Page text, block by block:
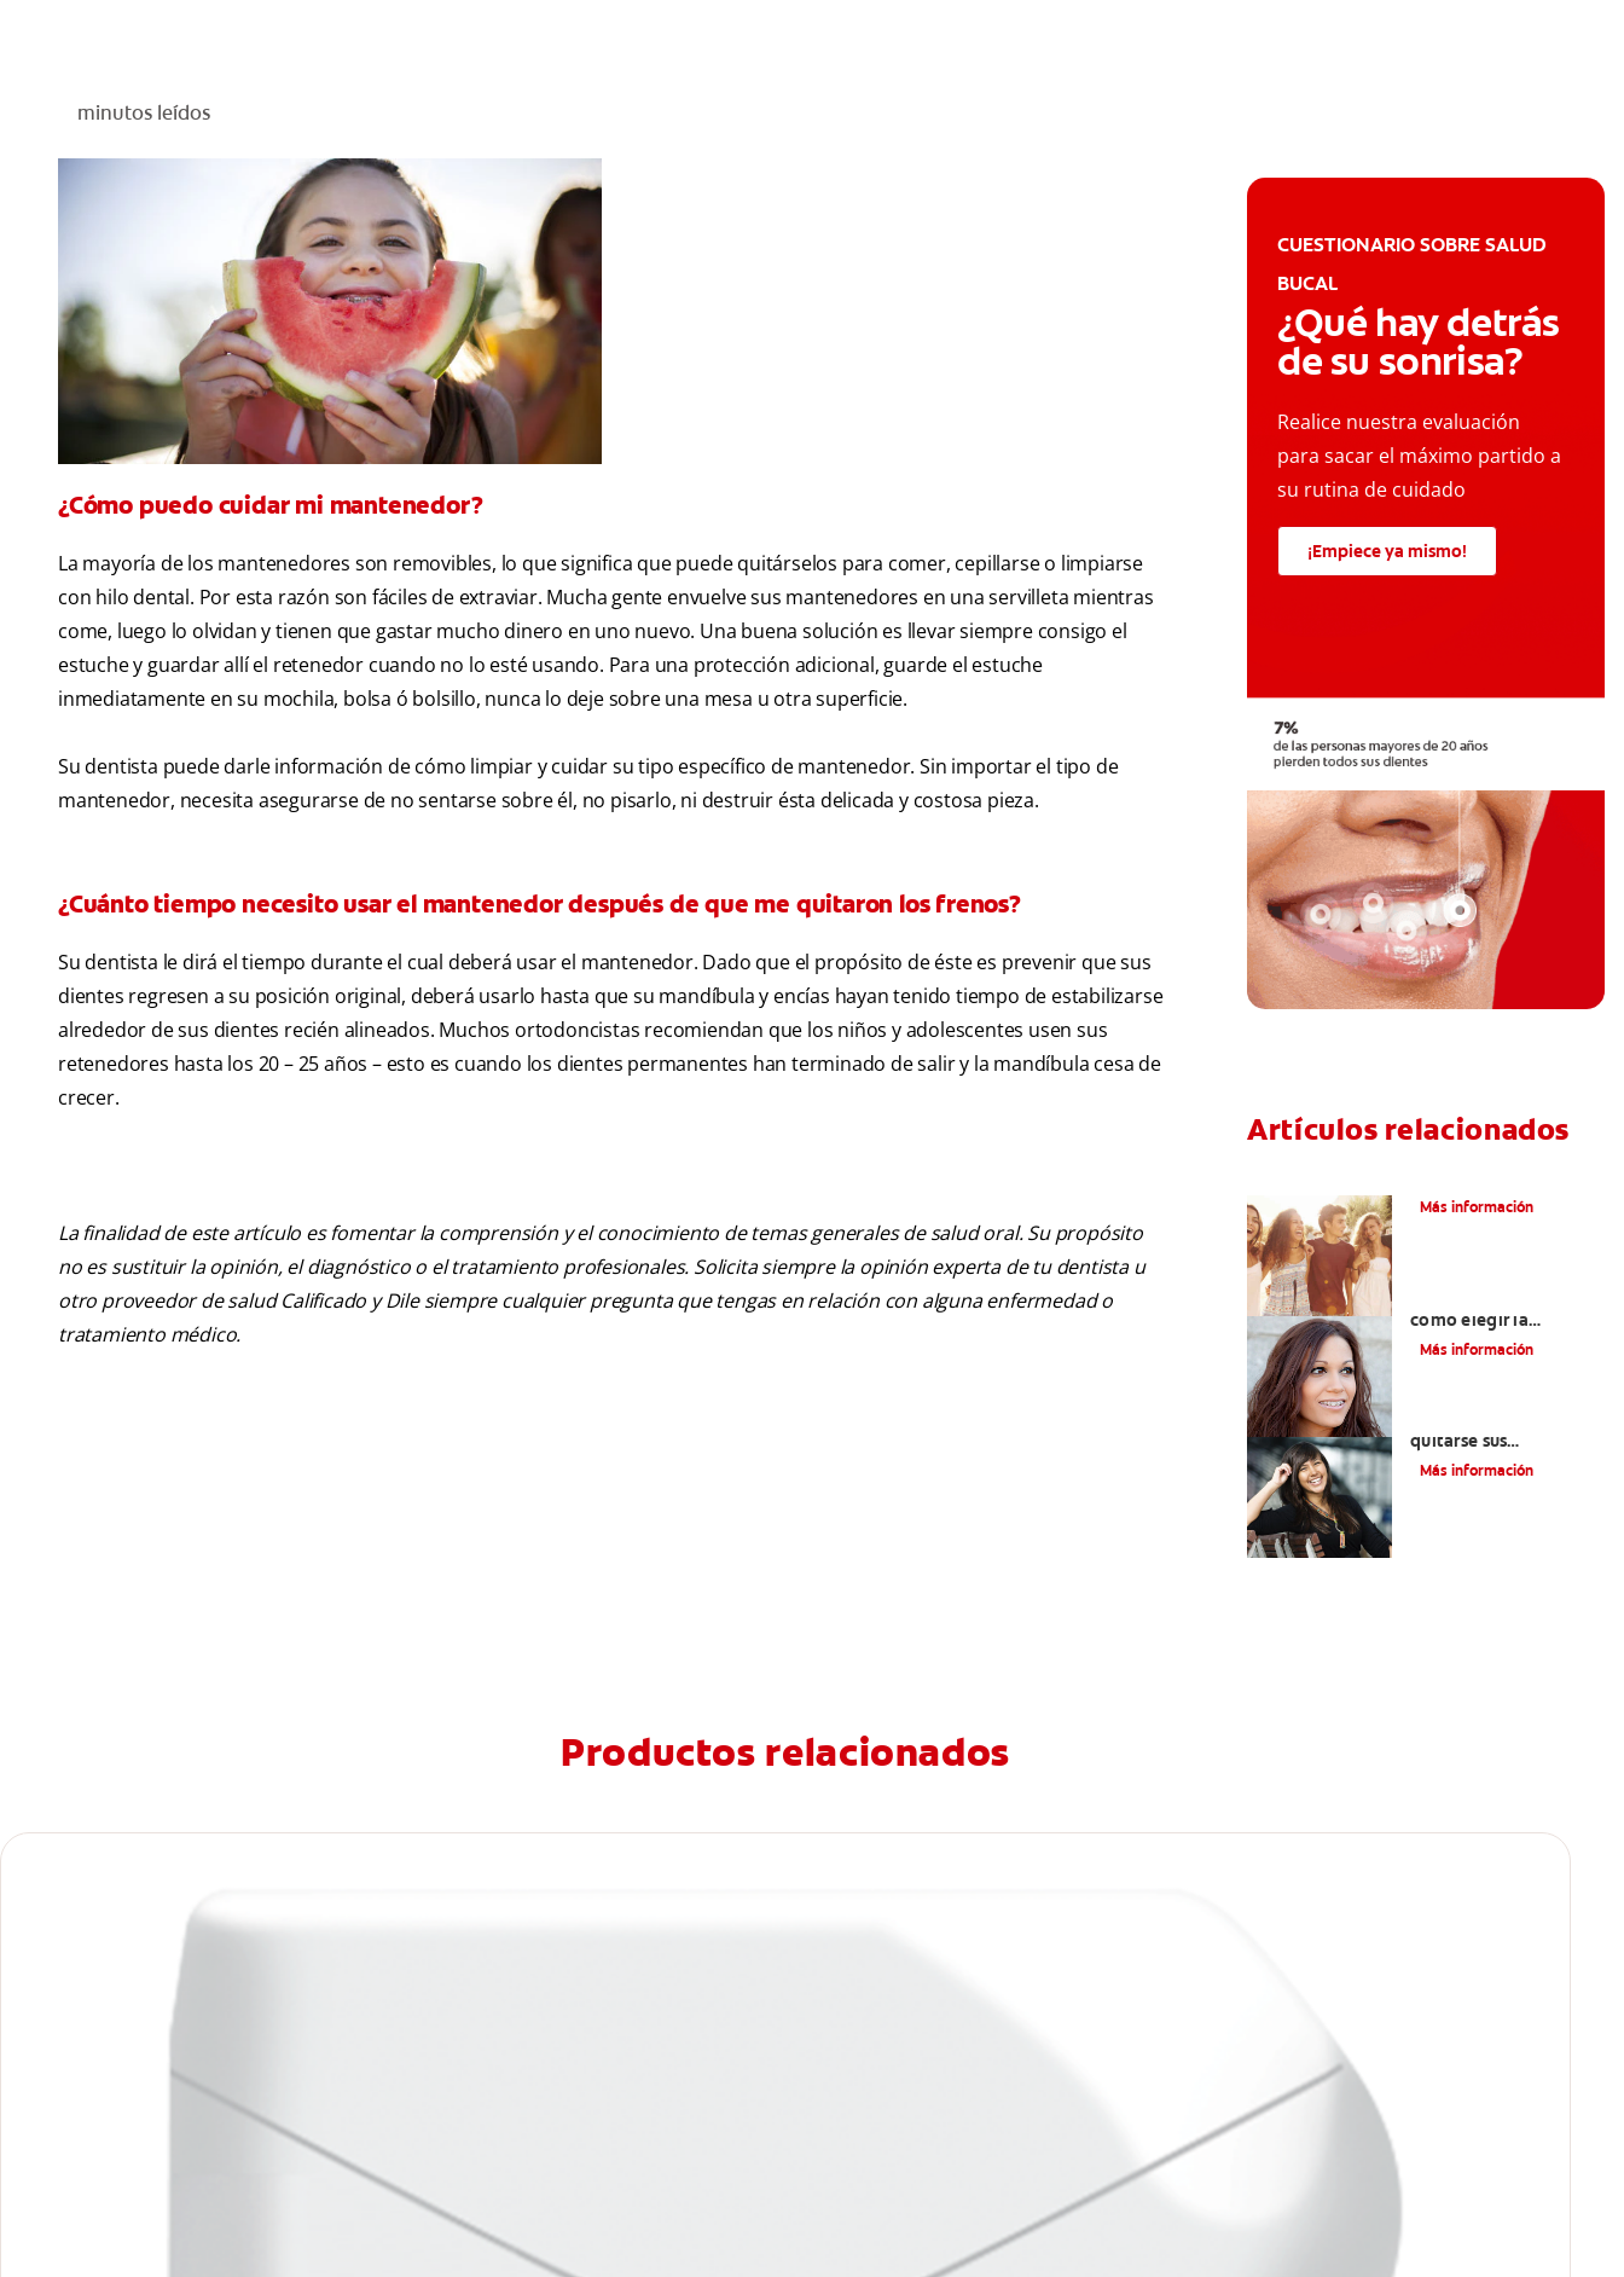
minutos leídos
¿Cómo puedo cuidar mi mantenedor?
La mayoría de los mantenedores son removibles, lo que significa que puede quitárselos para comer, cepillarse o limpiarse
con hilo dental. Por esta razón son fáciles de extraviar. Mucha gente envuelve sus mantenedores en una servilleta mientras
come, luego lo olvidan y tienen que gastar mucho dinero en uno nuevo. Una buena solución es llevar siempre consigo el
estuche y guardar allí el retenedor cuando no lo esté usando. Para una protección adicional, guarde el estuche
inmediatamente en su mochila, bolsa ó bolsillo, nunca lo deje sobre una mesa u otra superficie.
Su dentista puede darle información de cómo limpiar y cuidar su tipo específico de mantenedor. Sin importar el tipo de
mantenedor, necesita asegurarse de no sentarse sobre él, no pisarlo, ni destruir ésta delicada y costosa pieza.
¿Cuánto tiempo necesito usar el mantenedor después de que me quitaron los frenos?
Su dentista le dirá el tiempo durante el cual deberá usar el mantenedor. Dado que el propósito de éste es prevenir que sus
dientes regresen a su posición original, deberá usarlo hasta que su mandíbula y encías hayan tenido tiempo de estabilizarse
alrededor de sus dientes recién alineados. Muchos ortodoncistas recomiendan que los niños y adolescentes usen sus
retenedores hasta los 20 – 25 años – esto es cuando los dientes permanentes han terminado de salir y la mandíbula cesa de
crecer.
La finalidad de este artículo es fomentar la comprensión y el conocimiento de temas generales de salud oral. Su propósito
no es sustituir la opinión, el diagnóstico o el tratamiento profesionales. Solicita siempre la opinión experta de tu dentista u
otro proveedor de salud Calificado y Dile siempre cualquier pregunta que tengas en relación con alguna enfermedad o
tratamiento médico.
CUESTIONARIO SOBRE SALUD
BUCAL
¿Qué hay detrás
de su sonrisa?
Realice nuestra evaluación
para sacar el máximo partido a
su rutina de cuidado
¡Empiece ya mismo!
Artículos relacionados
Más información
cómo elegir la
tonalidad ideal
Más información
quitarse sus
retenedores fijos
Más información
Productos relacionados